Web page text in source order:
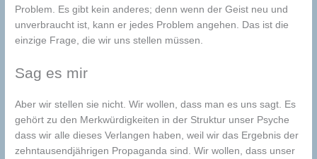
Problem. Es gibt kein anderes; denn wenn der Geist neu und
unverbraucht ist, kann er jedes Problem angehen. Das ist die
einzige Frage, die wir uns stellen müssen.
Sag es mir
Aber wir stellen sie nicht. Wir wollen, dass man es uns sagt. Es
gehört zu den Merkwürdigkeiten in der Struktur unser Psyche
dass wir alle dieses Verlangen haben, weil wir das Ergebnis der
zehntausendjährigen Propaganda sind. Wir wollen, dass unser